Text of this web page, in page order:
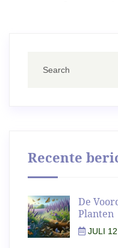
Recente
De
Planten
JULI